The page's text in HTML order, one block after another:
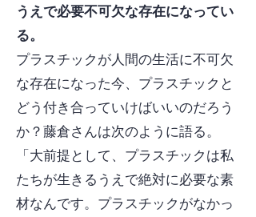
うえで必要不可欠な存在になってい
る。
プラスチックが人間の生活に不可欠
な存在になった今、プラスチックと
どう付き合っていけばいいのだろう
か？藤倉さんは次のように語る。
「大前提として、プラスチックは私
たちが生きるうえで絶対に必要な素
材なんです。プラスチックがなかっ